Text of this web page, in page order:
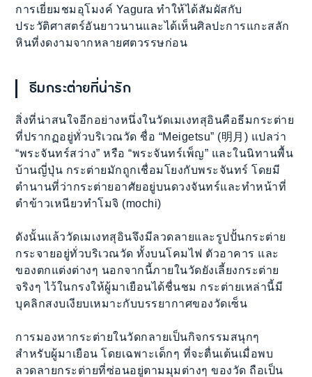
การเยี่ยมชมอุโมงค์ Yagura ทำให้ได้สัมผัสกับ
ประวัติศาสตร์อันยาวนานและได้เห็นศิลปะการแกะสลัก
หินที่งดงามจากหลายศตวรรษก่อน
ธีมกระต่ายที่น่ารัก
สิ่งที่น่าสนใจอีกอย่างหนึ่งในวัดเมเงทสุอินคือธีมกระต่าย
ที่ปรากฏอยู่ทั่วบริเวณวัด ชื่อ “Meigetsu” (明月) แปลว่า
“พระจันทร์สว่าง” หรือ “พระจันทร์เพ็ญ” และในนิทานพื้น
บ้านญี่ปุ่น กระต่ายมักถูกเชื่อมโยงกับพระจันทร์ โดยมี
ตำนานที่ว่ากระต่ายอาศัยอยู่บนดวงจันทร์และทำหน้าที่
ตำข้าวเหนียวทำโมจิ (mochi)
ดังนั้นแล้ววัดเมเงทสุอินจึงมีลวดลายและรูปปั้นกระต่าย
กระจายอยู่ทั่วบริเวณวัด ทั้งบนโคมไฟ ตัวอาคาร และ
ของตกแต่งต่างๆ นอกจากนี้ภายในวัดยังเลี้ยงกระต่าย
จริงๆ ไว้ในกรงให้ผู้มาเยือนได้ชื่นชม กระต่ายเหล่านี้มี
บุคลิกสงบเงียบเหมาะกับบรรยากาศของวัดเซ็น
การมองหากระต่ายในวัดกลายเป็นกิจกรรมสนุกๆ
สำหรับผู้มาเยือน โดยเฉพาะเด็กๆ ที่จะตื่นเต้นเมื่อพบ
ลวดลายกระต่ายที่ซ่อนอยู่ตามมุมต่างๆ ของวัด ถือเป็น